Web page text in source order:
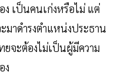
เป็นคนเก่งหรือไม่ แต่
มาดำรงตำแหน่งประธาน
ยจะต้องไม่เป็นผู้มีความ
ง